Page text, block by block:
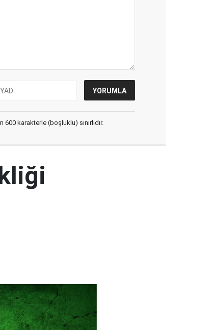
karakterle (boşluklu) sınırlıdır.